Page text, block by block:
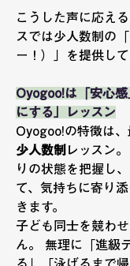
こうした声に応え
スでは少人数制の
ー！）」を提供して
Oyogoo!は「安心
にする」レッスン
Oyogoo!の特徴は
少人数制 レッスン
りの状態を把握し
て、気持ちに寄り
きます。
子ども同士を競わ
ん。 無理に「進級